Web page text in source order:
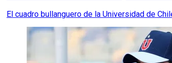
El cuadro bullanguero de la Universidad de